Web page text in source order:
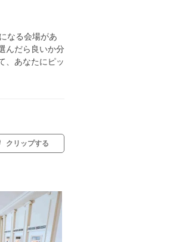
なる会場があ
んだら良いか分
、あなたにピッ
前式
クリップする